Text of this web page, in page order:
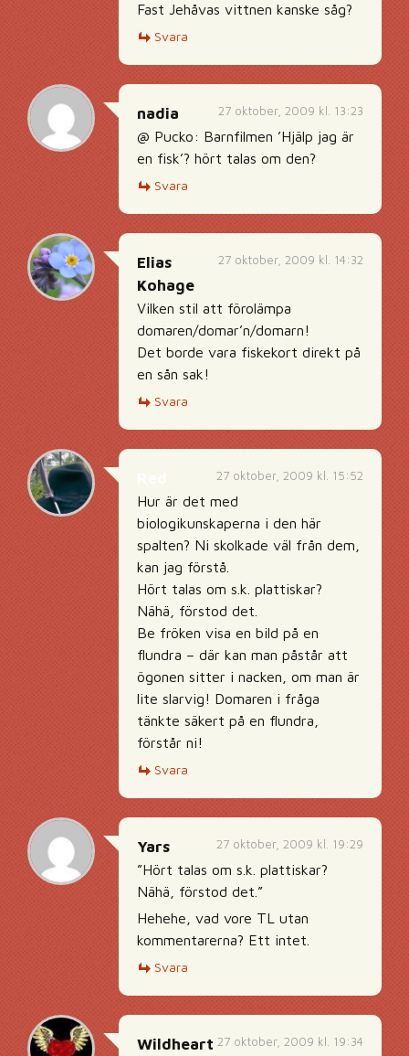
Fast Jehåvas vittnen kanske såg?
Svara
27 oktober, 2009 kl. 13:23
nadia
@ Pucko: Barnfilmen ’Hjälp jag är
en fisk’? hört talas om den?
Svara
27 oktober, 2009 kl. 14:32
Elias
Kohage
Vilken stil att förolämpa
domaren/domar’n/domarn!
Det borde vara fiskekort direkt på
en sån sak!
Svara
27 oktober, 2009 kl. 15:52
Hur är det med
biologikunskaperna i den här
spalten? Ni skolkade väl från dem,
kan jag förstå.
Hört talas om s.k. plattiskar?
Nähä, förstod det.
Be fröken visa en bild på en
flundra – där kan man påstår att
ögonen sitter i nacken, om man är
lite slarvig! Domaren i fråga
tänkte säkert på en flundra,
förstår ni!
Svara
27 oktober, 2009 kl. 19:29
Yars
”Hört talas om s.k. plattiskar?
Nähä, förstod det.”
Hehehe, vad vore TL utan
kommentarerna? Ett intet.
Svara
27 oktober, 2009 kl. 19:34
Wildheart